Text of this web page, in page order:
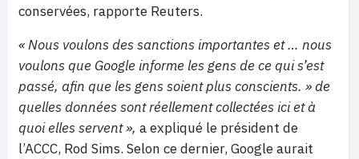
conservées, rapporte Reuters.
« Nous voulons des sanctions importantes et … nous
voulons que Google informe les gens de ce qui s’est
passé, afin que les gens soient plus conscients. » de
quelles données sont réellement collectées ici et à
quoi elles servent », a expliqué le président de
l’ACCC, Rod Sims. Selon ce dernier, Google aurait